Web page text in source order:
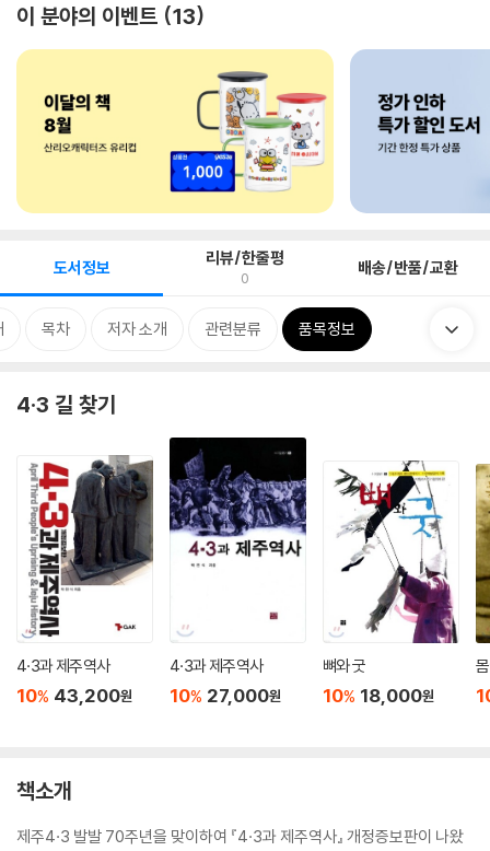
이 분야의 이벤트 13
도서정보 리뷰/한줄평
0 배송/반품/교환
목차 저자 소개 관련분류 품목정보
4·3 길 찾기
4·3과 제주역사
10% 43,200원
4·3과 제주역사
10% 27,000원
뼈와 굿
10% 18,000원
책소개
제주4·3 발발 70주년을 맞이하여 『4·3과 제주역사』 개정증보판이 나왔